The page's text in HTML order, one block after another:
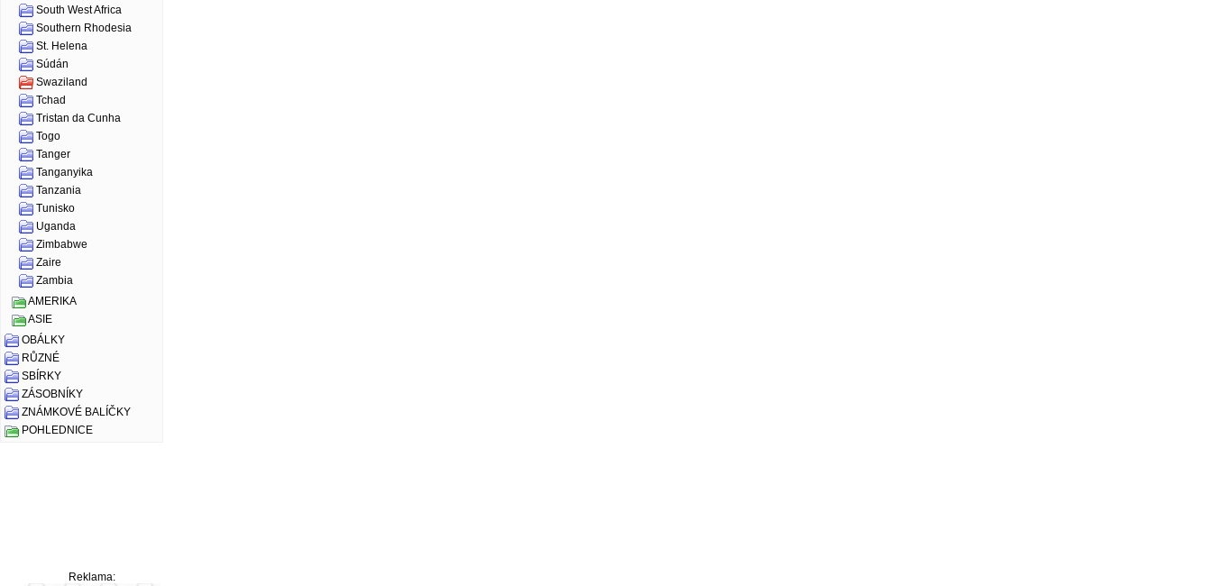
South West Africa
Southern Rhodesia
St. Helena
Súdán
Swaziland
Tchad
Tristan da Cunha
Togo
Tanger
Tanganyika
Tanzania
Tunisko
Uganda
Zimbabwe
Zaire
Zambia
AMERIKA
ASIE
OBÁLKY
RŮZNÉ
SBÍRKY
ZÁSOBNÍKY
ZNÁMKOVÉ BALÍČKY
POHLEDNICE
Reklama: